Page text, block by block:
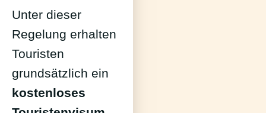
Unter dieser
Regelung erhalten
Touristen
grundsätzlich ein
kostenloses